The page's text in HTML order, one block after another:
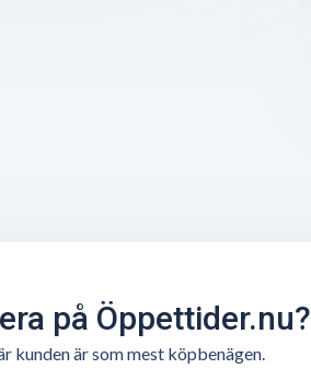
på Öppettider.nu?
kunden är som mest köpbenägen.